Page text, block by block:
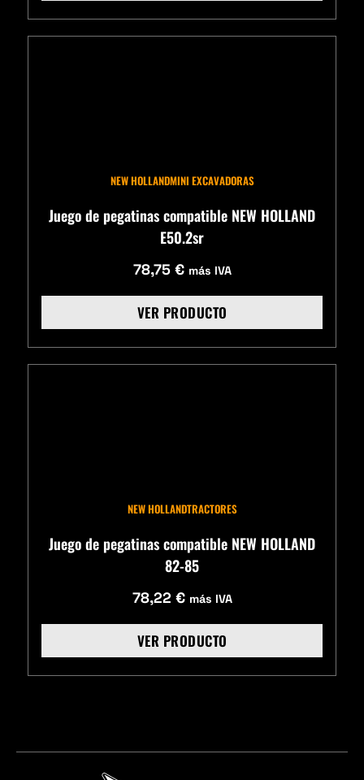
NEW HOLLANDMINI EXCAVADORAS
Juego de pegatinas compatible NEW HOLLAND
E50.2sr
78,75 € más IVA
VER PRODUCTO
NEW HOLLANDTRACTORES
Juego de pegatinas compatible NEW HOLLAND
82-85
78,22 € más IVA
VER PRODUCTO